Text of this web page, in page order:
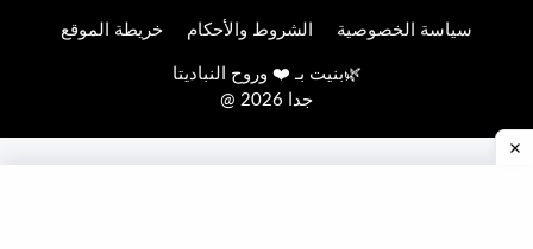
خريطة الموقع الشروط والأحكام سياسة الخصوصية
بنيت بـ ❤️ وروح النباديتا
🌿
@ 2026 جدا